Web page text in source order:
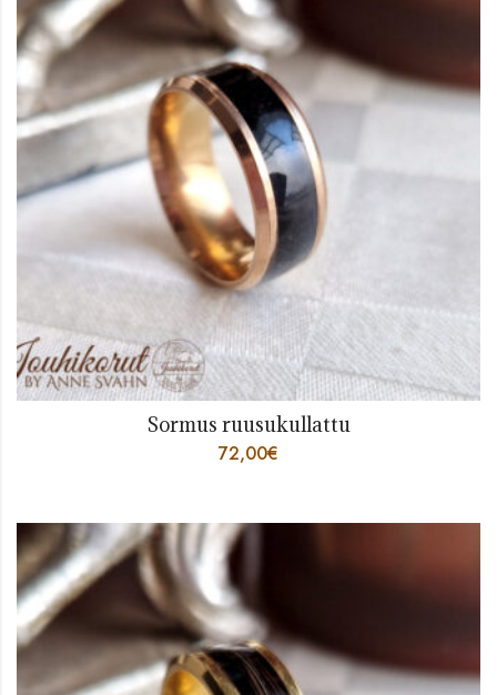
Sormus ruusukullattu
72,00€